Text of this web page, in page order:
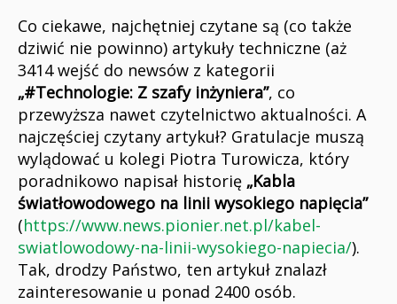
Co ciekawe, najchętniej czytane są (co także
dziwić nie powinno) artykuły techniczne (aż
3414 wejść do newsów z kategorii
„#Technologie: Z szafy inżyniera”, co
przewyższa nawet czytelnictwo aktualności. A
najczęściej czytany artykuł? Gratulacje muszą
wylądować u kolegi Piotra Turowicza, który
poradnikowo napisał historię „Kabla
światłowodowego na linii wysokiego napięcia”
(https://www.news.pionier.net.pl/kabel-
swiatlowodowy-na-linii-wysokiego-napiecia/).
Tak, drodzy Państwo, ten artykuł znalazł
zainteresowanie u ponad 2400 osób.